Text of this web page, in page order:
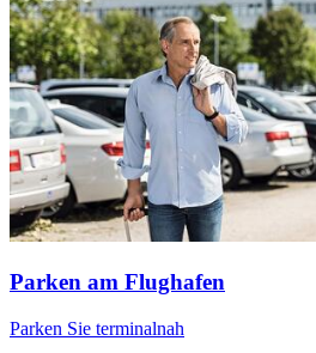
Parken am Flughafen
Parken Sie terminalnah